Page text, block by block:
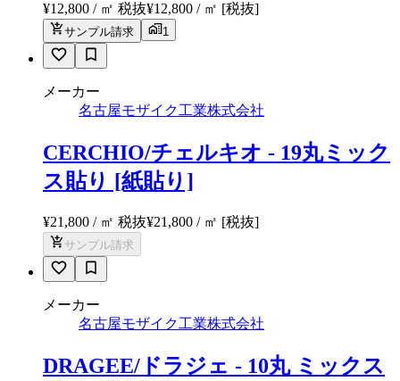
¥12,800 / ㎡ 税抜¥12,800 / ㎡ [税抜]
サンプル請求 1
メーカー
名古屋モザイク工業株式会社
CERCHIO/チェルキオ - 19丸ミック
ス貼り [紙貼り]
¥21,800 / ㎡ 税抜¥21,800 / ㎡ [税抜]
サンプル請求
メーカー
名古屋モザイク工業株式会社
DRAGEE/ドラジェ - 10丸 ミックス